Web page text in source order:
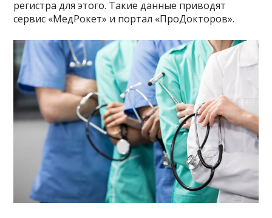
регистра для этого. Такие данные приводят
сервис «МедРокет» и портал «ПроДокторов».